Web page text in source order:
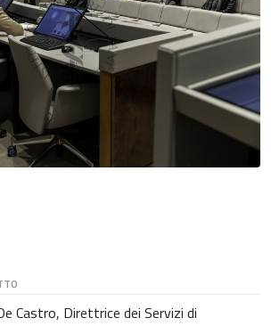
Castro, Direttrice dei Servizi di